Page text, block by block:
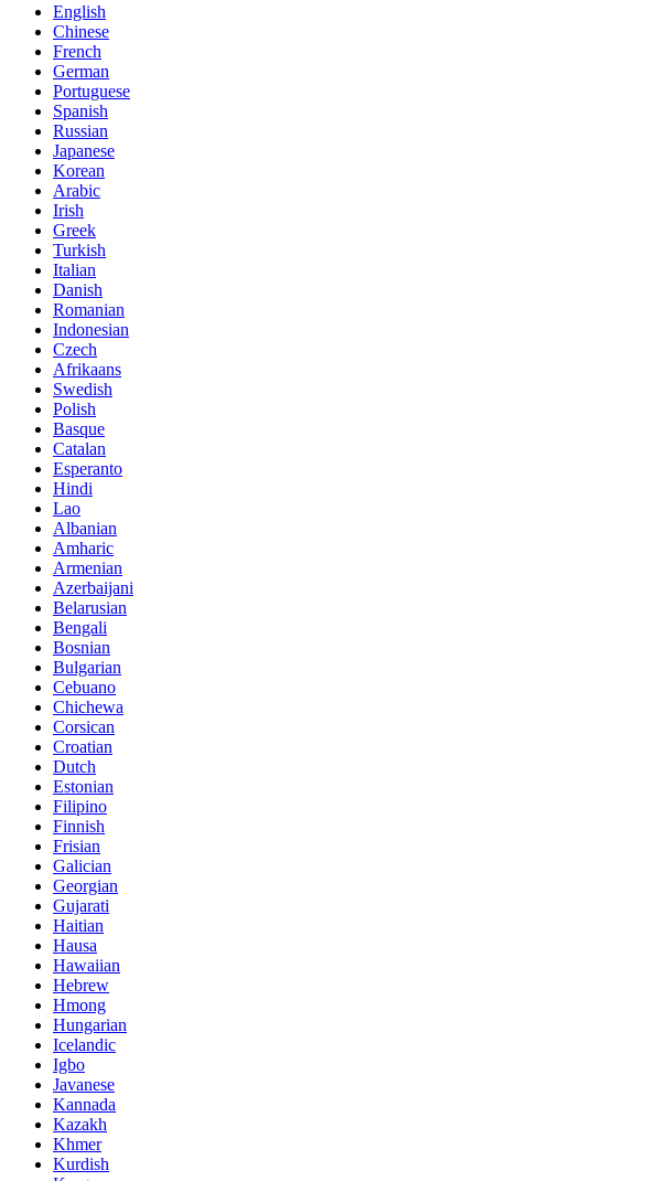
English
Chinese
French
German
Portuguese
Spanish
Russian
Japanese
Korean
Arabic
Irish
Greek
Turkish
Italian
Danish
Romanian
Indonesian
Czech
Afrikaans
Swedish
Polish
Basque
Catalan
Esperanto
Hindi
Lao
Albanian
Amharic
Armenian
Azerbaijani
Belarusian
Bengali
Bosnian
Bulgarian
Cebuano
Chichewa
Corsican
Croatian
Dutch
Estonian
Filipino
Finnish
Frisian
Galician
Georgian
Gujarati
Haitian
Hausa
Hawaiian
Hebrew
Hmong
Hungarian
Icelandic
Igbo
Javanese
Kannada
Kazakh
Khmer
Kurdish